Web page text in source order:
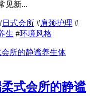
见新...
日式会所 #肩颈护理 #
生 #环境风格
式会所的静谧